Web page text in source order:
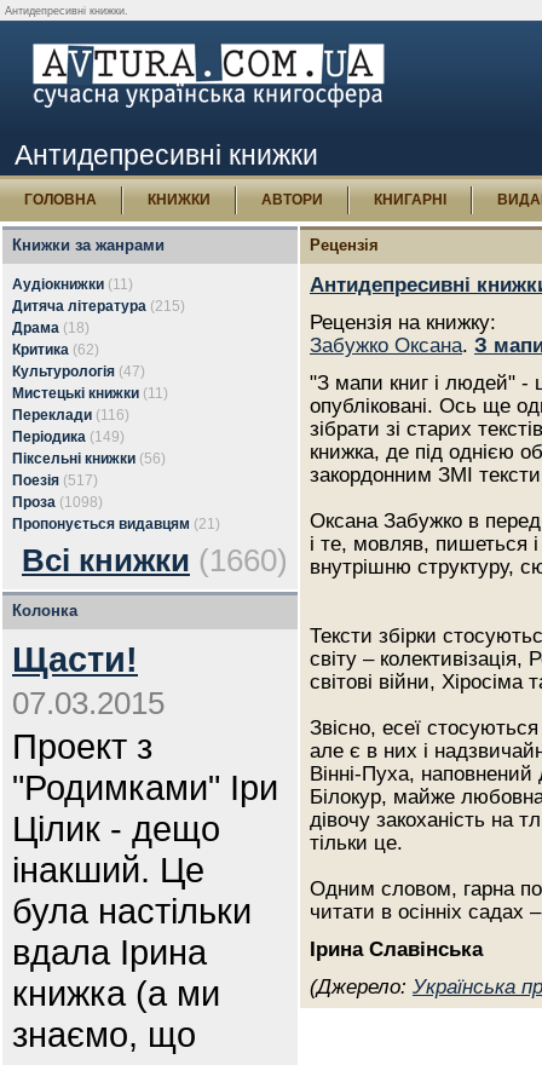
Антидепресивні книжки.
Антидепресивні книжки
ГОЛОВНА КНИЖКИ АВТОРИ КНИГАРНІ
Книжки за жанрами
Аудіокнижки (11)
Дитяча література (215)
Драма (18)
Критика (62)
Культурологія (47)
Мистецькі книжки (11)
Переклади (116)
Періодика (149)
Піксельні книжки (56)
Поезія (517)
Проза (1098)
Пропонується видавцям (21)
Всі книжки (1660)
Колонка
Щасти!
07.03.2015
Проект з
"Родимками" Іри
Цілик - дещо
інакший. Це
була настільки
вдала Ірина
книжка (а ми
знаємо, що
Рецензія
Антидепресивні
Рецензія на книжку:
Забужко Оксана. З
"З мапи книг і людей" -
опубліковані. Ось ще
зібрати зі старих
книжка, де під однією
закордонним ЗМІ
Оксана Забужко в
і те, мовляв, пишеться
внутрішню структуру,
Тексти збірки
світу –
світові війни,
Звісно, есеї
але є в них і
Вінні-Пуха,
Білокур, майже
дівочу закоханість на
тільки це.
Одним словом, гарна
читати в осінніх
Ірина Славінська
(Джерело: Українська